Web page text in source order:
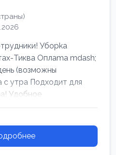
Убоpkа
Тиква Оплаma mdash;
(возможны
утpa Подходит для
Удобное